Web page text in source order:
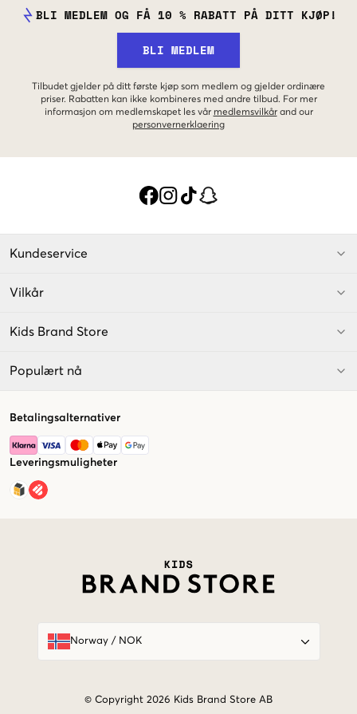
BLI MEDLEM OG FÅ 10 % RABATT PÅ DITT KJØP!
BLI MEDLEM
Tilbudet gjelder på ditt første kjøp som medlem og gjelder ordinære
priser. Rabatten kan ikke kombineres med andre tilbud. For mer
informasjon om medlemskapet les vår medlemsvilkår and our
personvernerklaering
Kundeservice
Vilkår
Kids Brand Store
Populært nå
Betalingsalternativer
Leveringsmuligheter
Norway/ NOK
© Copyright 2026 Kids Brand Store AB